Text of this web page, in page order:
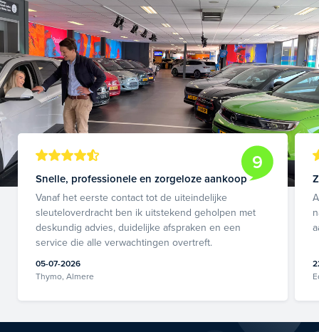
9
Snelle, professionele en zorgeloze aankoop
Vanaf het eerste contact tot de uiteindelijke
sleuteloverdracht ben ik uitstekend geholpen met
deskundig advies, duidelijke afspraken en een
service die alle verwachtingen overtreft.
05-07-2026
Thymo, Almere